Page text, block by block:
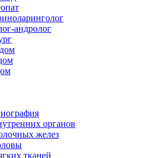
андролог
органов
желез
тканей